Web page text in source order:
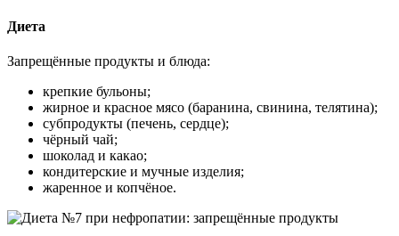
Диета
Запрещённые продукты и блюда:
крепкие бульоны;
жирное и красное мясо (баранина, свинина, телятина);
субпродукты (печень, сердце);
чёрный чай;
шоколад и какао;
кондитерские и мучные изделия;
жаренное и копчёное.